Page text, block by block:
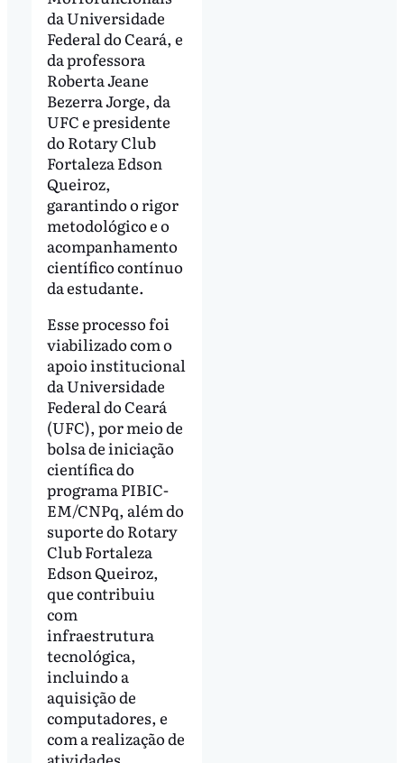
da Universidade
Federal do Ceará, e
da professora
Roberta Jeane
Bezerra Jorge, da
UFC e presidente
do Rotary Club
Fortaleza Edson
Queiroz,
garantindo o rigor
metodológico e o
acompanhamento
científico contínuo
da estudante.
Esse processo foi
viabilizado com o
apoio institucional
da Universidade
Federal do Ceará
(UFC), por meio de
bolsa de iniciação
científica do
programa PIBIC-
EM/CNPq, além do
suporte do Rotary
Club Fortaleza
Edson Queiroz,
que contribuiu
com
infraestrutura
tecnológica,
incluindo a
aquisição de
computadores, e
com a realização de